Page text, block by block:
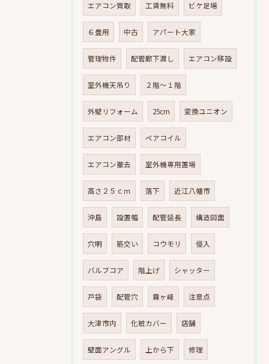
エアコン買取 工賃無料 ビケ足場
６畳用 中古 アパート大家
管理物件 配管廊下渡し エアコン移設
室外機天吊り ２階～１階
外壁リフォーム 25cm 変換ユニオン
エアコン部材 ペアコイル
エアコン撤去 室外機専用置場
高さ２５ｃｍ 落下 近江八幡市
沖島 設置幅 配管延長 構造図面
穴明 筋交い コウモリ 侵入
バルブコア 階上げ シャッター
戸袋 配管穴 霧ヶ峰 注意点
大津市内 化粧カバー 店舗
壁面アングル 上から下 修理